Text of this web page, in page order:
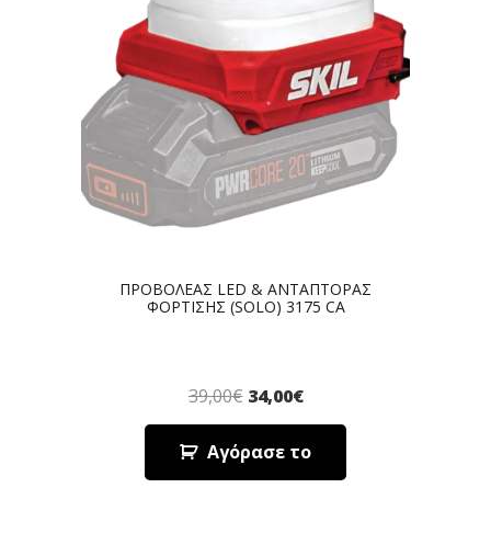
ΠΡΟΒΟΛΕΑΣ LED & ΑΝΤΑΠΤΟΡΑΣ
ΦΟΡΤΙΣΗΣ (SOLO) 3175 CA
39,00€ 34,00€
Αγόρασε το